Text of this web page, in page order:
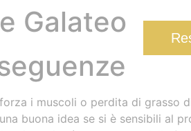
Galateo
i muscoli o perdita di grasso
buona idea se si è sensibili al